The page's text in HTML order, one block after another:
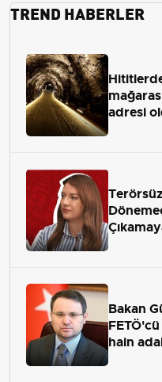
TREND HABERLER
adresi
Bakan
hain